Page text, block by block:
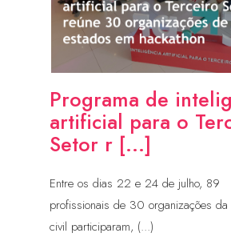
Programa de
artificial para o
Setor r [...]
Entre os dias 22 e 24 de julho, 89
profissionais de 30 organizações
civil participaram, (...)